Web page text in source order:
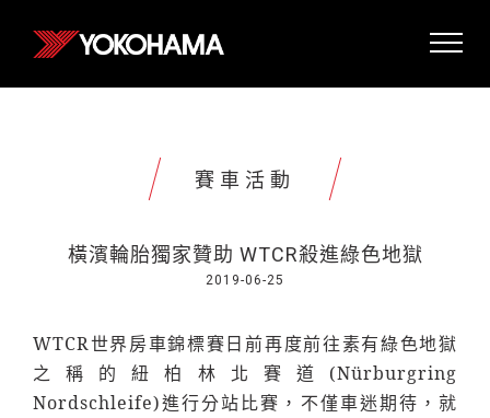
賽車活動
橫濱輪胎獨家贊助 WTCR殺進綠色地獄
2019-06-25
WTCR世界房車錦標賽日前再度前往素有綠色地獄
之稱的紐柏林北賽道(Nürburgring
Nordschleife)進行分站比賽，不僅車迷期待，就